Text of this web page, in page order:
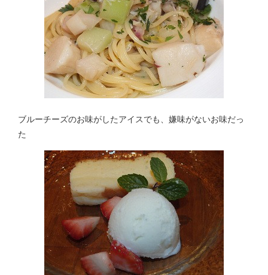
ブルーチーズのお味がしたアイスでも、嫌味がないお味だっ
た